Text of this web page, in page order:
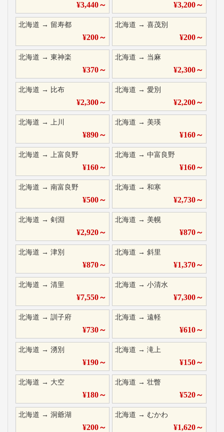
¥3,440～ ¥3,200～
北海道 → 留寿都
¥200～
北海道 →喜茂別
¥200～
北海道 → 東神楽
¥370～
北海道 → 当麻
¥2,300～
北海道 → 比布
¥2,300～
北海道 →愛別
¥2,200～
北海道 → 上川
¥890～
北海道 → 美瑛
¥160～
北海道 → 上富良野
¥160～
北海道 →中富良野
¥160～
北海道 → 南富良野
¥500～
北海道 →和寒
¥2,730～
北海道 → 剣淵
¥2,920～
北海道 → 美幌
¥870～
北海道 → 津別
¥870～
北海道 →斜里
¥1,370～
北海道 → 清里
¥7,550～
北海道 →小清水
¥7,300～
北海道 → 訓子府
¥730～
北海道 →遠軽
¥610～
北海道 → 湧別
¥190～
北海道 →滝上
¥150～
北海道 → 大空
¥180～
北海道 →壮瞥
¥520～
北海道 → 洞爺湖
¥200～
北海道 →むかわ
¥1,620～